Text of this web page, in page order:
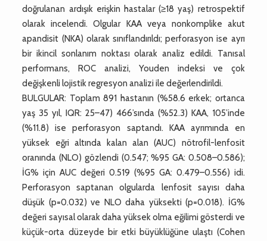
doğrulanan ardışık erişkin hastalar (≥18 yaş) retrospektif
olarak incelendi. Olgular KAA veya nonkomplike akut
apandisit (NKA) olarak sınıflandırıldı; perforasyon ise ayrı
bir ikincil sonlanım noktası olarak analiz edildi. Tanısal
performans, ROC analizi, Youden indeksi ve çok
değişkenli lojistik regresyon analizi ile değerlendirildi.
BULGULAR: Toplam 891 hastanın (%58.6 erkek; ortanca
yaş 35 yıl, IQR: 25–47) 466’sında (%52.3) KAA, 105’inde
(%11.8) ise perforasyon saptandı. KAA ayrımında en
yüksek eğri altında kalan alan (AUC) nötrofil-lenfosit
oranında (NLO) gözlendi (0.547; %95 GA: 0.508–0.586);
İG% için AUC değeri 0.519 (%95 GA: 0.479–0.556) idi.
Perforasyon saptanan olgularda lenfosit sayısı daha
düşük (p=0.032) ve NLO daha yüksekti (p=0.018). İG%
değeri sayısal olarak daha yüksek olma eğilimi gösterdi ve
küçük-orta düzeyde bir etki büyüklüğüne ulaştı (Cohen